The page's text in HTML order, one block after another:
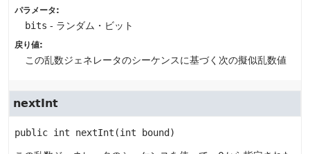
パラメータ:
bits - ランダム・ビット
戻り値:
この乱数ジェネレータのシーケンスに基づく次の擬似乱数値
nextInt
public int nextInt (int bound)